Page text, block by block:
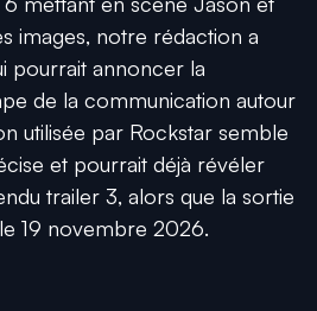
images, notre rédaction a
pourrait annoncer la
de la communication autour
utilisée par Rockstar semble
et pourrait déjà révéler
trailer 3, alors que la sortie
19 novembre 2026.